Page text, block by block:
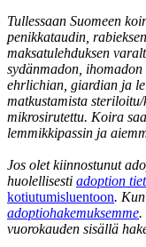
Tullessaan Suomeen
penikkataudin,
maksatulehduksen
sydänmadon,
ehrlichian, giardian ja
matkustamista
mikrosirutettu. Koira
lemmikkipassin ja
Jos olet kiinnostunut
huolellisesti adoption
kotiutumisluentoon.
adoptiohakemuksemme.
vuorokauden sisällä